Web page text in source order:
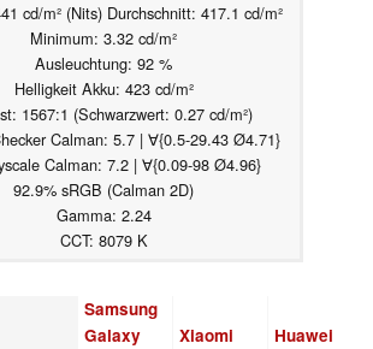
cd/m² (Nits) Durchschnitt: 417.1 cd/m²
Minimum: 3.32 cd/m²
Ausleuchtung: 92 %
Helligkeit Akku: 423 cd/m²
1567:1 (Schwarzwert: 0.27 cd/m²)
Calman: 5.7 | ∀{0.5-29.43 Ø4.71}
Calman: 7.2 | ∀{0.09-98 Ø4.96}
92.9% sRGB (Calman 2D)
Gamma: 2.24
CCT: 8079 K
Samsung
Galaxy
Xiaomi
Huawei